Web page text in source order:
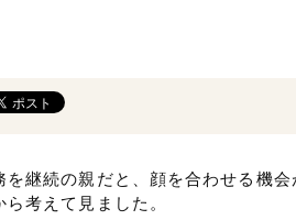
継続の親だと、顔を合わせる機会
考えて見ました。